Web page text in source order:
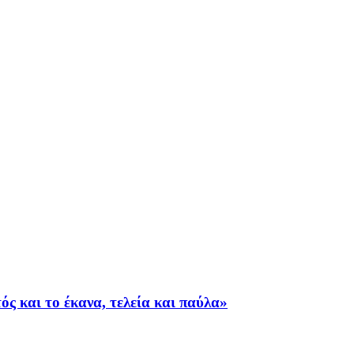
και το έκανα, τελεία και παύλα»